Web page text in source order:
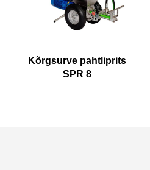
Kõrgsurve pahtliprits
SPR 8